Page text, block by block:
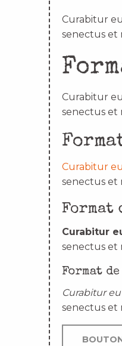
Curabitur
senectus et
Curabitur
senectus et
Curabitur
senectus et
Curabitur
senectus et
Format
Curabitur
senectus et